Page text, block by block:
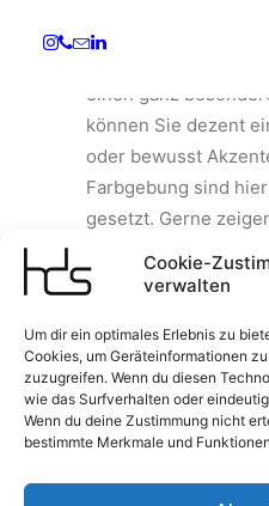
Cookie-
verwalten
Um dir ein optimales Erlebnis zu
Cookies, um Geräteinformationen
zuzugreifen. Wenn du diesen
wie das Surfverhalten oder
Wenn du deine Zustimmung nicht
bestimmte Merkmale und
einen ganz
können Sie dezent
oder bewusst
Farbgebung sind
gesetzt. Gerne
vielseitig die Welt
ist. Und wie man sie
KONTAKT